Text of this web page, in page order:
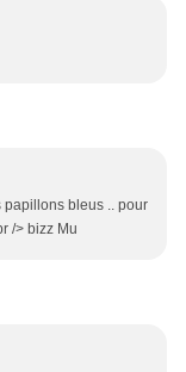
papillons bleus .. pour
/> bizz Mu